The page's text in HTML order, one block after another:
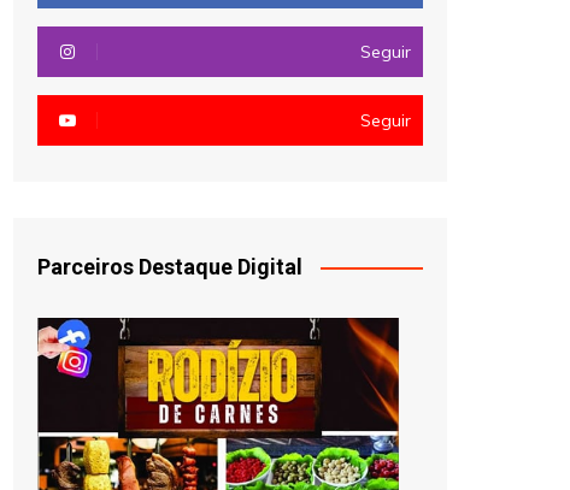
Seguir
Seguir
Parceiros Destaque Digital